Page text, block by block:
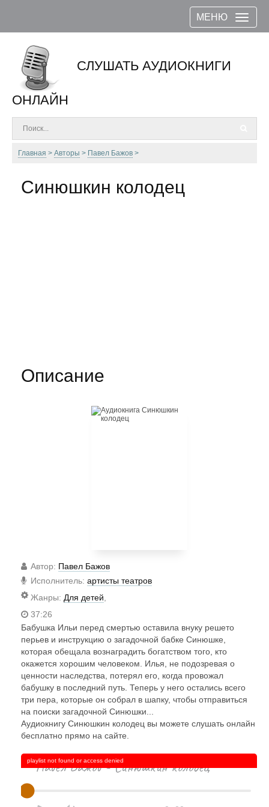
МЕНЮ
СЛУШАТЬ АУДИОКНИГИ
ОНЛАЙН
Главная Авторы Павел Бажов
Синюшкин колодец
Описание
Автор: Павел Бажов
Исполнитель: артисты театров
Жанры: Для детей
37:26
Бабушка Ильи перед смертью оставила внуку решето
перьев и инструкцию о загадочной бабке Синюшке,
которая обещала вознаградить богатством того, кто
окажется хорошим человеком. Илья, не подозревая о
ценности наследства, потерял его, когда провожал
бабушку в последний путь. Теперь у него остались всего
три пера, которые он собрал в шапку, чтобы отправиться
на поиски загадочной Синюшки...
Аудиокнигу Синюшкин колодец вы можете слушать онлайн
бесплатно прямо на сайте.
Павел Бажов - Синюшкин колодец
playlist not found or access denied